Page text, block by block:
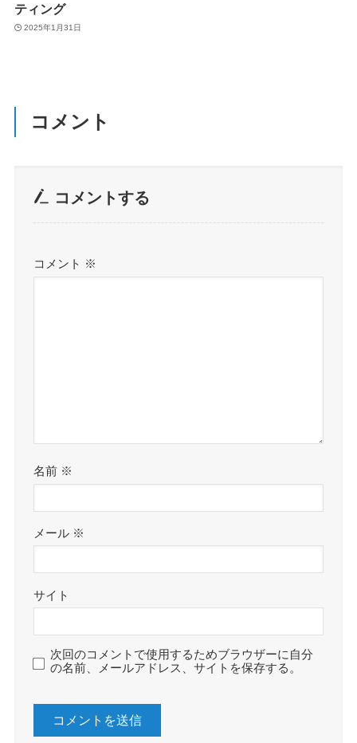
ティング
2025年1月31日
コメント
コメントする
コメント ※
名前 ※
メール ※
サイト
次回のコメントで使用するためブラウザーに自分
の名前、メールアドレス、サイトを保存する。